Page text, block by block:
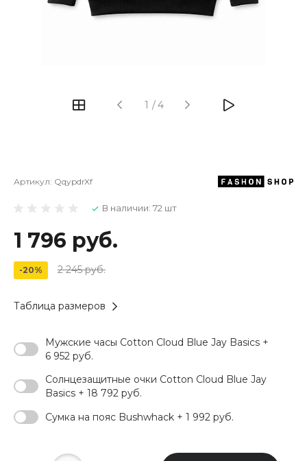
1 /4
Артикул: QqypdrXf
В наличии: 72 шт
1 796 руб.
-20% 2 245 руб.
Таблица размеров
Мужские часы Cotton Cloud Blue Jay Basics +
6 952 руб.
Солнцезащитные очки Cotton Cloud Blue Jay
Basics + 18 792 руб.
Сумка на пояс Bushwhack + 1 992 руб.